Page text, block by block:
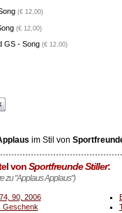
(€ 12,00)
(€ 12,00)
GS - Song (€ 12,00)
im Stil von
vonSportfreunde Stiller:
zu "Applaus Applaus")
90, 2006
Geschenk